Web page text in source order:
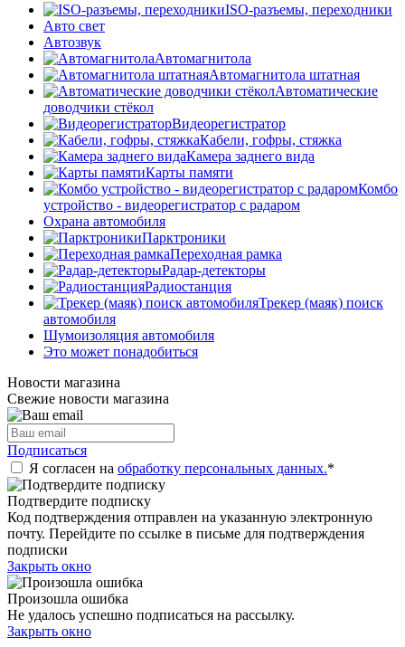
ISO-разъемы, переходники
Авто свет
Автозвук
Автомагнитола
Автомагнитола штатная
Автоматические
доводчики стёкол
Видеорегистратор
Кабели, гофры, стяжка
Камера заднего вида
Карты памяти
Комбо
устройство - видеорегистратор с радаром
Охрана автомобиля
Парктроники
Переходная рамка
Радар-детекторы
Радиостанция
Трекер (маяк) поиск
автомобиля
Шумоизоляция автомобиля
Это может понадобиться
Новости магазина
Свежие новости магазина
Подписаться
Я согласен на обработку персональных данных.*
Подтвердите подписку
Код подтверждения отправлен на указанную электронную
почту. Перейдите по ссылке в письме для подтверждения
подписки
Закрыть окно
Произошла ошибка
Не удалось успешно подписаться на рассылку.
Закрыть окно